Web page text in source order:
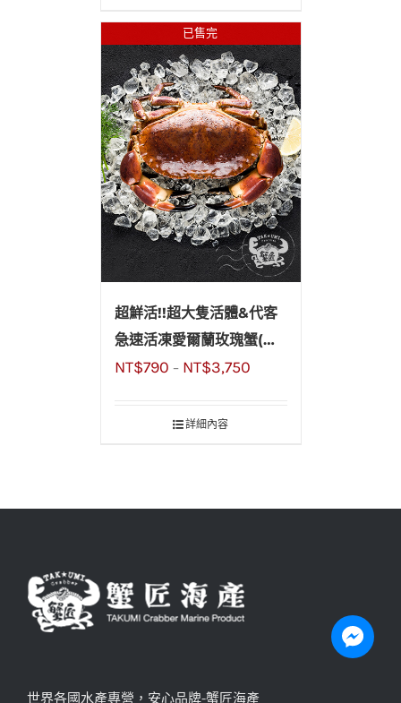
已售完
超鮮活!!超大隻活體&代客
急速活凍愛爾蘭玫瑰蟹(玫
瑰膏蟹)600~800g
NT$790 – NT$3,750
詳細內容
世界各國水產專營，安心品牌-蟹匠海產